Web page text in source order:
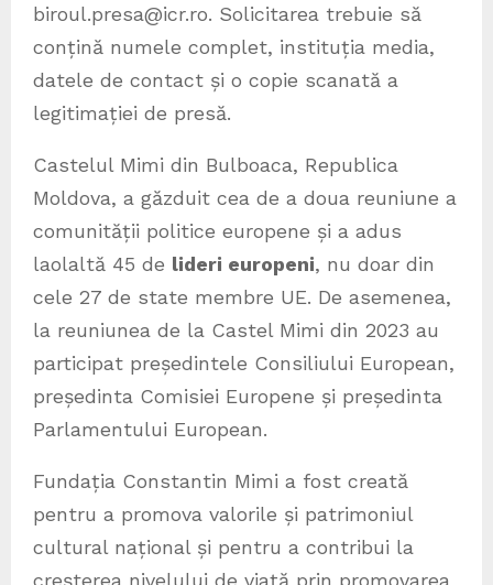
biroul.presa@icr.ro. Solicitarea trebuie să
conțină numele complet, instituția media,
datele de contact și o copie scanată a
legitimației de presă.
Castelul Mimi din Bulboaca, Republica
Moldova, a găzduit cea de a doua reuniune a
comunității politice europene și a adus
laolaltă 45 de lideri europeni, nu doar din
cele 27 de state membre UE. De asemenea,
la reuniunea de la Castel Mimi din 2023 au
participat președintele Consiliului European,
președinta Comisiei Europene și președinta
Parlamentului European.
Fundația Constantin Mimi a fost creată
pentru a promova valorile și patrimoniul
cultural național și pentru a contribui la
creșterea nivelului de viață prin promovarea